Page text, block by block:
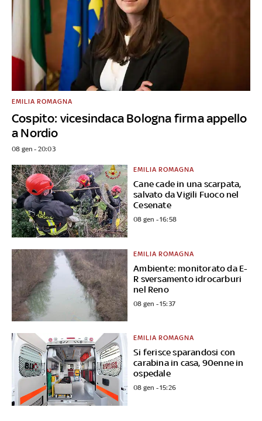
Cospito: vicesindaca Bologna firma appello
a Nordio
EMILIA ROMAGNA
08 gen - 20:03
Cane cade in una scarpata,
salvato da Vigili Fuoco nel
Cesenate
EMILIA ROMAGNA
08 gen - 16:58
Ambiente: monitorato da E-
R sversamento idrocarburi
nel Reno
EMILIA ROMAGNA
08 gen - 15:37
Si ferisce sparandosi con
carabina in casa, 90enne in
ospedale
EMILIA ROMAGNA
08 gen - 15:26